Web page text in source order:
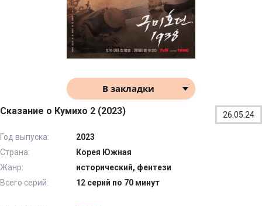
В закладки
Сказание о Кумихо 2 (2023) 26.05.24
Год выпуска:
2023
Страна:
Корея Южная
Жанр:
исторический, фентези
Всего серий:
12 серий по 70 минут